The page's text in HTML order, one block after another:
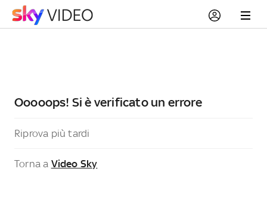
Ooooops! Si è verificato un errore
Riprova più tardi
Torna a Video Sky